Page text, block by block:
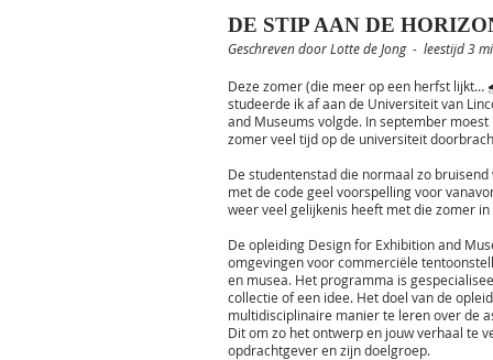
DE STIP AAN DE
Geschreven door Lotte de Jong - leestijd 3
Deze zomer (die meer op een herfst
studeerde ik af aan de Universiteit van
and Museums volgde. In september
zomer veel tijd op de universiteit
De studentenstad die normaal zo
met de code geel voorspelling voor
weer veel gelijkenis heeft met die zomer in
De opleiding Design for Exhibition and
omgevingen voor commerciële
en musea. Het programma is
collectie of een idee. Het doel van de
multidisciplinaire manier te leren over de
Dit om zo het ontwerp en jouw verhaal te
opdrachtgever en zijn doelgroep.